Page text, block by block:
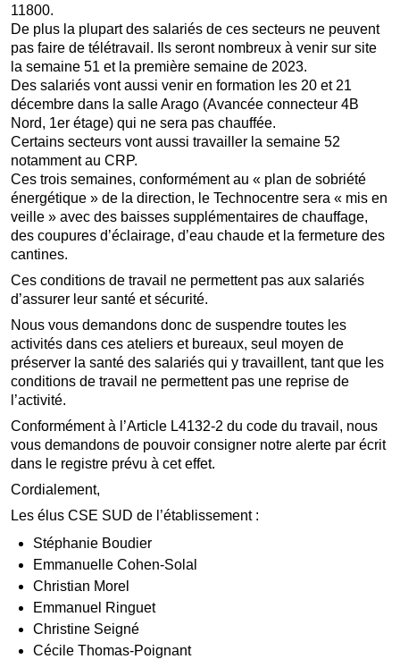
11800.
De plus la plupart des salariés de ces secteurs ne peuvent
pas faire de télétravail. Ils seront nombreux à venir sur site
la semaine 51 et la première semaine de 2023.
Des salariés vont aussi venir en formation les 20 et 21
décembre dans la salle Arago (Avancée connecteur 4B
Nord, 1er étage) qui ne sera pas chauffée.
Certains secteurs vont aussi travailler la semaine 52
notamment au CRP.
Ces trois semaines, conformément au « plan de sobriété
énergétique » de la direction, le Technocentre sera « mis en
veille » avec des baisses supplémentaires de chauffage,
des coupures d’éclairage, d’eau chaude et la fermeture des
cantines.
Ces conditions de travail ne permettent pas aux salariés
d’assurer leur santé et sécurité.
Nous vous demandons donc de suspendre toutes les
activités dans ces ateliers et bureaux, seul moyen de
préserver la santé des salariés qui y travaillent, tant que les
conditions de travail ne permettent pas une reprise de
l’activité.
Conformément à l’Article L4132-2 du code du travail, nous
vous demandons de pouvoir consigner notre alerte par écrit
dans le registre prévu à cet effet.
Cordialement,
Les élus CSE SUD de l’établissement :
Stéphanie Boudier
Emmanuelle Cohen-Solal
Christian Morel
Emmanuel Ringuet
Christine Seigné
Cécile Thomas-Poignant